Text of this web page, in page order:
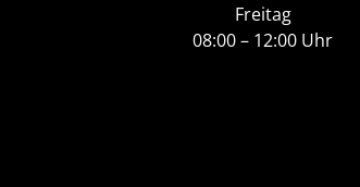
Freitag
08:00 – 12:00 Uhr